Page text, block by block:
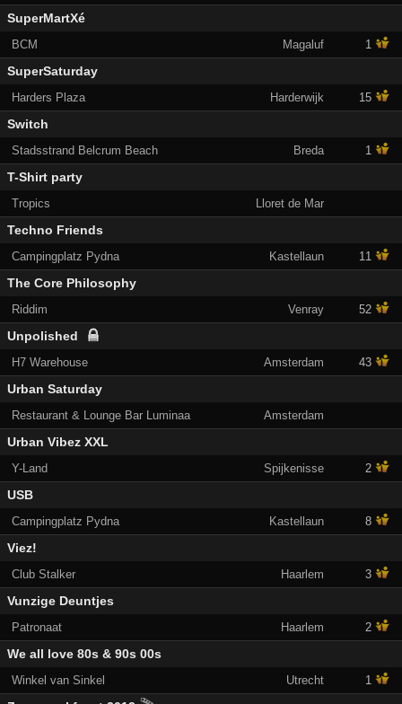
SuperMartXé
BCM Magaluf 1
SuperSaturday
Harders Plaza Harderwijk 15
Switch
Stadsstrand Belcrum Beach Breda 1
T-Shirt party
Tropics Lloret de Mar
Techno Friends
Campingplatz Pydna Kastellaun 11
The Core Philosophy
Riddim Venray 52
Unpolished
H7 Warehouse Amsterdam 43
Urban Saturday
Restaurant & Lounge Bar Luminaa Amsterdam
Urban Vibez XXL
Y-Land Spijkenisse 2
USB
Campingplatz Pydna Kastellaun 8
Viez!
Club Stalker Haarlem 3
Vunzige Deuntjes
Patronaat Haarlem 2
We all love 80s & 90s 00s
Winkel van Sinkel Utrecht 1